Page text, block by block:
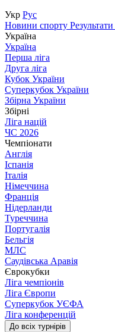
Укр Рус
Новини спорту Результати
Україна
Україна
Перша ліга
Друга ліга
Кубок України
Суперкубок України
Збірна України
Збірні
Ліга націй
ЧС 2026
Чемпіонати
Англія
Іспанія
Італія
Німеччина
Франція
Нідерланди
Туреччина
Португалія
Бельгія
МЛС
Саудівська Аравія
Єврокубки
Ліга чемпіонів
Ліга Європи
Суперкубок УЄФА
Ліга конференцій
До всіх турнірів